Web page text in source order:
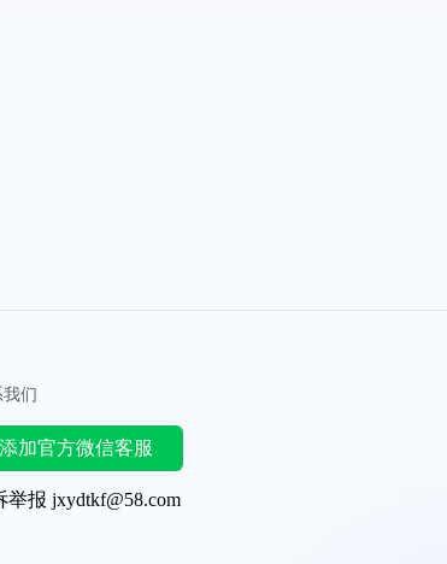
们
添加官方微信客服
举报 jxydtkf@58.com